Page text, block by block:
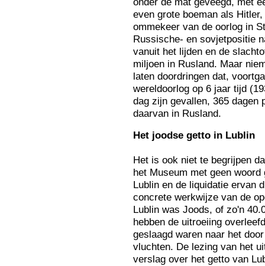
even grote boeman als
ommekeer van de oorlog in
Russische- en sovjetpositie
vanuit het lijden en de
miljoen in Rusland. Maar
laten doordringen dat,
wereldoorlog op 6 jaar tijd
dag zijn gevallen, 365 dagen
daarvan in Rusland.
Het joodse getto in Lublin
Het is ook niet te begrijpen
het Museum met geen
Lublin en de liquidatie ervan
concrete werkwijze van de
Lublin was Joods, of zo'n
hebben de uitroeiing
geslaagd waren naar het
vluchten. De lezing van het
verslag over het getto van